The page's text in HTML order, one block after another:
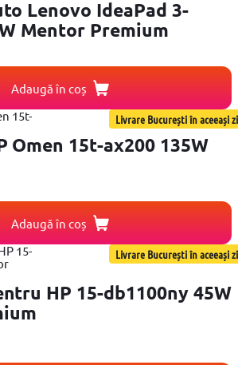
Lenovo IdeaPad 3-
Mentor Premium
Adaugă în coș
Livrare București în aceeași zi
Omen 15t-ax200 135W
Adaugă în coș
Livrare București în aceeași zi
HP 15-db1100ny 45W